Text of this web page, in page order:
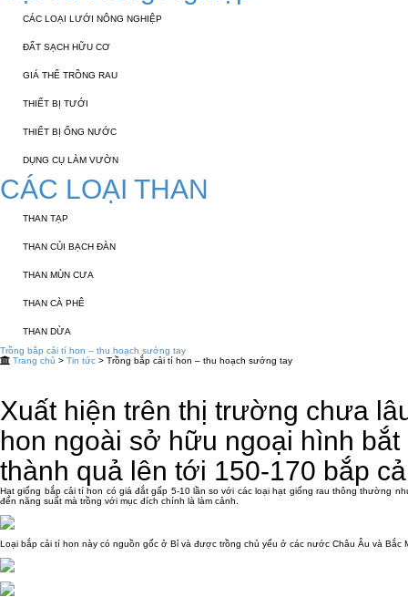
CÁC LOẠI LƯỚI NÔNG NGHIỆP
ĐẤT SẠCH HỮU CƠ
GIÁ THỂ TRỒNG RAU
THIẾT BỊ TƯỚI
THIẾT BỊ ỐNG NƯỚC
DỤNG CỤ LÀM VƯỜN
CÁC LOẠI THAN
THAN TẠP
THAN CỦI BẠCH ĐÀN
THAN MÙN CƯA
THAN CÀ PHÊ
THAN DỪA
Trồng bắp cải tí hon – thu hoạch sướng tay
Trang chủ > Tin tức > Trồng bắp cải tí hon – thu hoạch sướng tay
Xuất hiện trên thị trường chưa
hon ngoài sở hữu ngoại hình
thành quả lên tới 150-170 bắp
Hạt giống bắp cải tí hon có giá đắt gấp 5-10 lần so với các loại hạt giống rau thông thường
đến năng suất mà trồng với mục đích chính là làm cảnh.
Loại bắp cải tí hon này có nguồn gốc ở Bỉ và được trồng chủ yếu ở các nước Châu Âu và